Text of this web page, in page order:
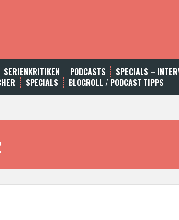
SERIENKRITIKEN PODCASTS SPECIALS –
SPECIALS BLOGROLL / PODCAST TIPPS